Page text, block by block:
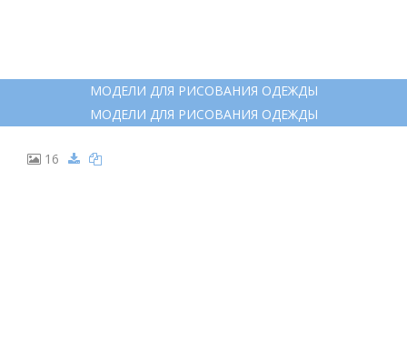
МОДЕЛИ ДЛЯ РИСОВАНИЯ ОДЕЖДЫ
МОДЕЛИ ДЛЯ РИСОВАНИЯ ОДЕЖДЫ
16